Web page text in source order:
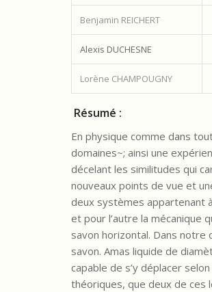
Benjamin REICHERT
Alexis DUCHESNE
Lorène CHAMPOUGNY
Résumé :
En physique comme dans
domaines~; ainsi une
décelant les similitudes qui
nouveaux points de vue et
deux systèmes appartenant
et pour l’autre la mécanique
savon horizontal. Dans notre
savon. Amas liquide de
capable de s’y déplacer
théoriques, que deux de ces